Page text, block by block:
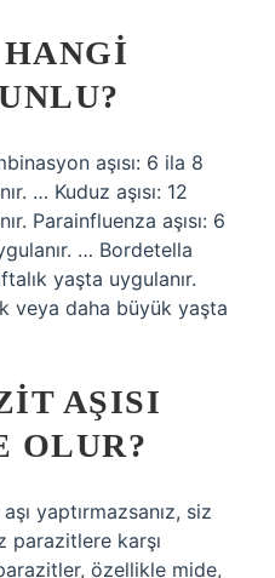
aşısı: 6 ila 8
… Kuduz aşısı: 12
Parainfluenza aşısı: 6
… Bordetella
yaşta uygulanır.
veya daha büyük yaşta
AŞISI
OLUR?
yaptırmazsanız, siz
parazitlere karşı
özellikle mide,